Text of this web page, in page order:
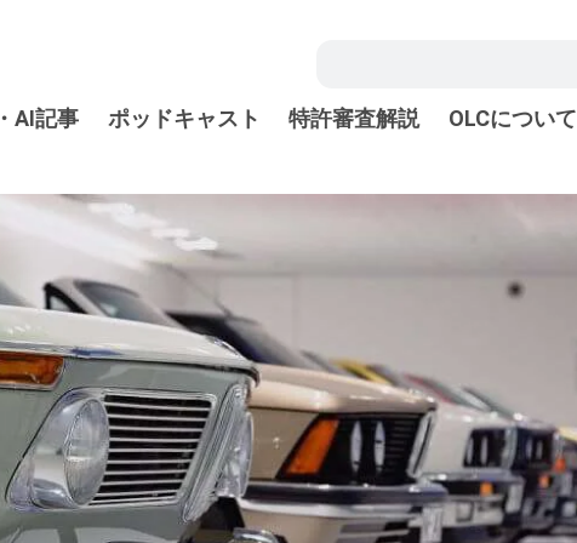
AI記事 ポッドキャスト 特許審査解説 OLCについて